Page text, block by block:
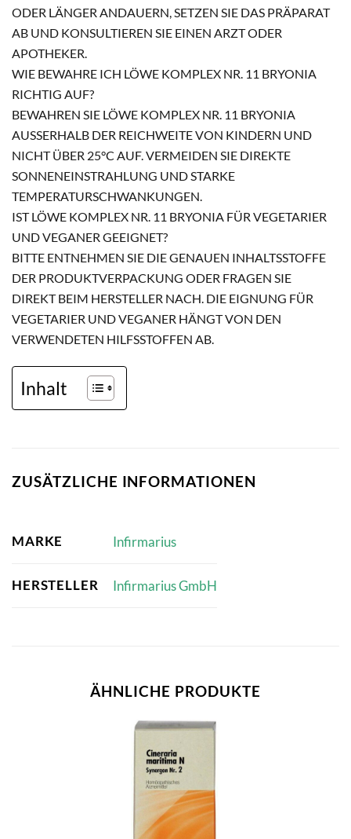
ODER LÄNGER ANDAUERN, SETZEN SIE DAS PRÄPARAT
AB UND KONSULTIEREN SIE EINEN ARZT ODER
APOTHEKER.
WIE BEWAHRE ICH LÖWE KOMPLEX NR. 11 BRYONIA
RICHTIG AUF?
BEWAHREN SIE LÖWE KOMPLEX NR. 11 BRYONIA
AUSSERHALB DER REICHWEITE VON KINDERN UND N
ICHT ÜBER 25°C AUF. VERMEIDEN SIE DIREKTE S
ONNENEINSTRAHLUNG UND STARKE T
EMPERATURSCHWANKUNGEN.
IST LÖWE KOMPLEX NR. 11 BRYONIA FÜR VEGETARIER
UND VEGANER GEEIGNET?
BITTE ENTNEHMEN SIE DIE GENAUEN INHALTSSTOFFE
DER PRODUKTVERPACKUNG ODER FRAGEN SIE
DIREKT BEIM HERSTELLER NACH. DIE EIGNUNG FÜR
VEGETARIER UND VEGANER HÄNGT VON DEN
VERWENDETEN HILFSSTOFFEN AB.
Inhalt
ZUSÄTZLICHE INFORMATIONEN
MARKE Infirmarius
HERSTELLER Infirmarius GmbH
ÄHNLICHE PRODUKTE